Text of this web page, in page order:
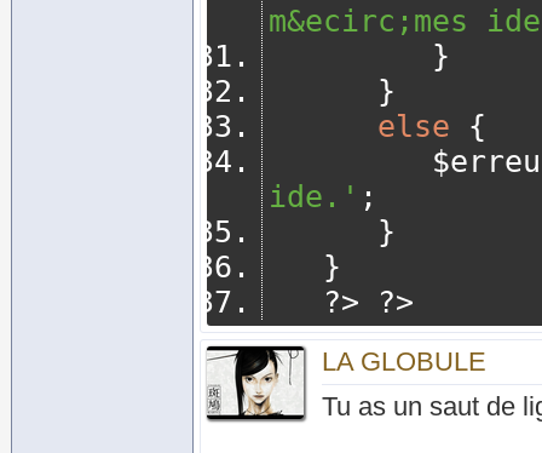
m&ecirc;mes
}
}
else
{
ide.' ;
}
}
?>
?>
LA GLOBULE
Tu as un saut de